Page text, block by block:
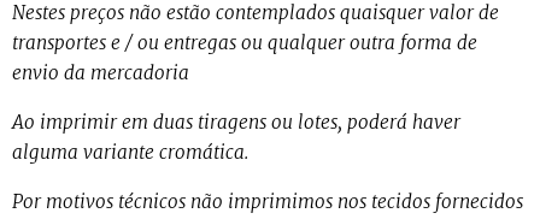
Nestes preços não estão contemplados quaisquer valor de
transportes e / ou entregas ou qualquer outra forma de
envio da mercadoria
Ao imprimir em duas tiragens ou lotes, poderá haver
alguma variante cromática.
Por motivos técnicos não imprimimos nos tecidos fornecidos